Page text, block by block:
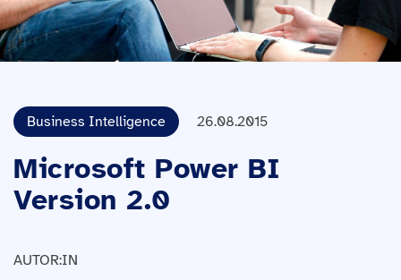
WISSEN & EVENTS
Business Intelligence 26.08.2015
Microsoft Power BI
Version 2.0
AUTOR:IN